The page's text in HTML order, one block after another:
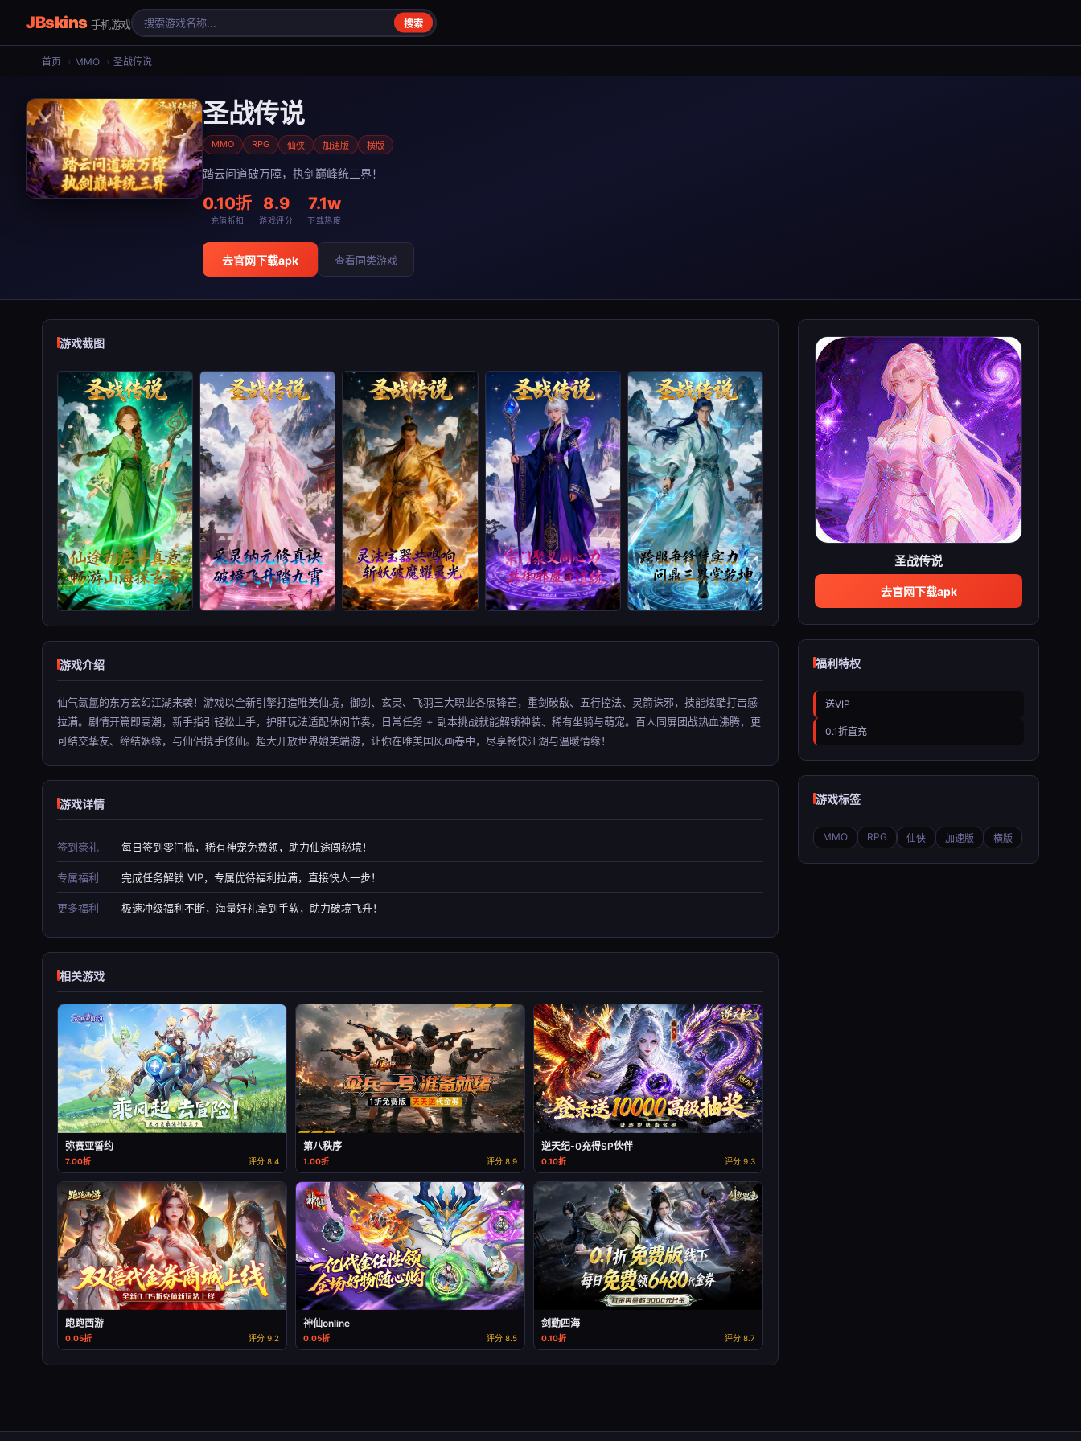
JBskins 手机游戏 搜索
首页 › MMO › 圣战传说
圣战传说
MMO RPG 仙侠 加速版 横版
踏云问道破万障，执剑巅峰统三界！
0.10折
充值折扣
8.9
游戏评分
7.1w
下载热度
去官网下载apk 查看同类游戏
游戏截图
游戏介绍
仙气氤氲的东方玄幻江湖来袭！游戏以全新引擎打造唯美仙境，御剑、玄灵、飞羽三大职业各展锋芒，重剑破敌、五行控法、灵箭诛邪，技能炫酷打击感
拉满。剧情开篇即高潮，新手指引轻松上手，护肝玩法适配休闲节奏，日常任务 + 副本挑战就能解锁神装、稀有坐骑与萌宠。百人同屏团战热血沸腾，更
可结交挚友、缔结姻缘，与仙侣携手修仙。超大开放世界媲美端游，让你在唯美国风画卷中，尽享畅快江湖与温暖情缘！​
游戏详情
签到豪礼 每日签到零门槛，稀有神宠免费领，助力仙途闯秘境！
专属福利 完成任务解锁 VIP，专属优待福利拉满，直接快人一步！
更多福利 极速冲级福利不断，海量好礼拿到手软，助力破境飞升！
相关游戏
弥赛亚誓约
7.00折 评分 8.4
第八秩序
1.00折 评分 8.9
逆天纪-0充得SP伙伴
0.10折 评分 9.3
跑跑西游
0.05折 评分 9.2
神仙online
0.05折 评分 8.5
剑勤四海
0.10折 评分 8.7
圣战传说
去官网下载apk
福利特权
送VIP
0.1折直充
游戏标签
MMO RPG 仙侠 加速版 横版